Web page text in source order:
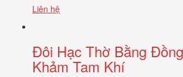
Liên hệ
Đôi Hạc Thờ Bằng
Khảm Tam Khí